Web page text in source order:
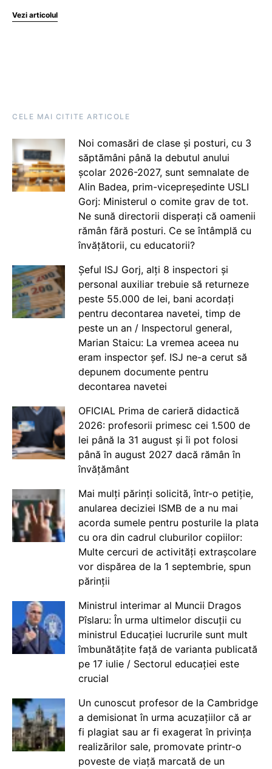
Vezi articolul
CELE MAI CITITE ARTICOLE
Noi comasări de clase și posturi, cu 3
săptămâni până la debutul anului
școlar 2026-2027, sunt semnalate de
Alin Badea, prim-vicepreședinte USLI
Gorj: Ministerul o comite grav de tot.
Ne sună directorii disperați că oamenii
rămân fără posturi. Ce se întâmplă cu
învățătorii, cu educatorii?
Șeful ISJ Gorj, alți 8 inspectori și
personal auxiliar trebuie să returneze
peste 55.000 de lei, bani acordați
pentru decontarea navetei, timp de
peste un an / Inspectorul general,
Marian Staicu: La vremea aceea nu
eram inspector șef. ISJ ne-a cerut să
depunem documente pentru
decontarea navetei
OFICIAL Prima de carieră didactică
2026: profesorii primesc cei 1.500 de
lei până la 31 august și îi pot folosi
până în august 2027 dacă rămân în
învățământ
Mai mulți părinți solicită, într-o petiție,
anularea deciziei ISMB de a nu mai
acorda sumele pentru posturile la plata
cu ora din cadrul cluburilor copiilor:
Multe cercuri de activități extrașcolare
vor dispărea de la 1 septembrie, spun
părinții
Ministrul interimar al Muncii Dragos
Pîslaru: În urma ultimelor discuții cu
ministrul Educației lucrurile sunt mult
îmbunătățite față de varianta publicată
pe 17 iulie / Sectorul educației este
crucial
Un cunoscut profesor de la Cambridge
a demisionat în urma acuzațiilor că ar
fi plagiat sau ar fi exagerat în privința
realizărilor sale, promovate printr-o
poveste de viață marcată de un